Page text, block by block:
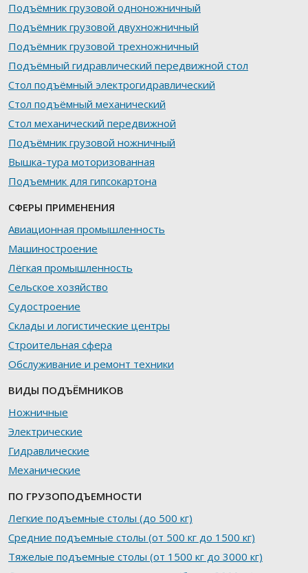
Подъёмник грузовой одноножничный
Подъёмник грузовой двухножничный
Подъёмник грузовой трехножничный
Подъёмный гидравлический передвижной стол
Стол подъёмный электрогидравлический
Стол подъёмный механический
Стол механический передвижной
Подъёмник грузовой ножничный
Вышка-тура моторизованная
Подъемник для гипсокартона
СФЕРЫ ПРИМЕНЕНИЯ
Авиационная промышленность
Машиностроение
Лёгкая промышленность
Сельское хозяйство
Судостроение
Склады и логистические центры
Строительная сфера
Обслуживание и ремонт техники
ВИДЫ ПОДЪЁМНИКОВ
Ножничные
Электрические
Гидравлические
Механические
ПО ГРУЗОПОДЪЕМНОСТИ
Легкие подъемные столы (до 500 кг)
Средние подъемные столы (от 500 кг до 1500 кг)
Тяжелые подъемные столы (от 1500 кг до 3000 кг)